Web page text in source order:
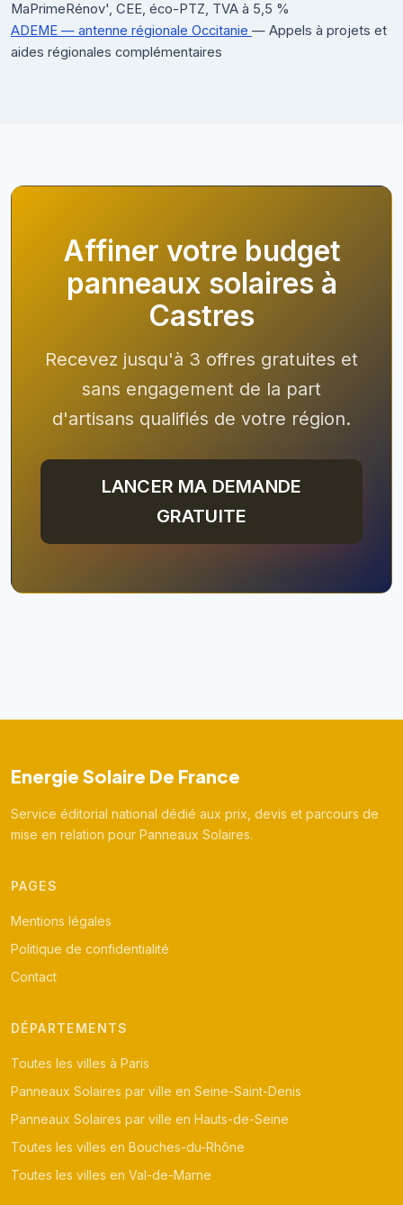
MaPrimeRénov', CEE, éco-PTZ, TVA à 5,5 %
ADEME — antenne régionale Occitanie — Appels à projets et
aides régionales complémentaires
Affiner votre budget
panneaux solaires à
Castres
Recevez jusqu'à 3 offres gratuites et
sans engagement de la part
d'artisans qualifiés de votre région.
LANCER MA DEMANDE
GRATUITE
Energie Solaire De France
Service éditorial national dédié aux prix, devis et parcours de
mise en relation pour Panneaux Solaires.
PAGES
Mentions légales
Politique de confidentialité
Contact
DÉPARTEMENTS
Toutes les villes à Paris
Panneaux Solaires par ville en Seine-Saint-Denis
Panneaux Solaires par ville en Hauts-de-Seine
Toutes les villes en Bouches-du-Rhône
Toutes les villes en Val-de-Marne